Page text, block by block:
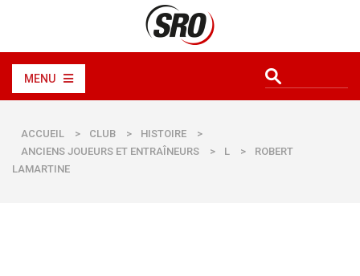
MENU
ACCUEIL > CLUB > HISTOIRE
>
ANCIENS JOUEURS ET ENTRAÎNEURS
> L >
ROBERT
LAMARTINE